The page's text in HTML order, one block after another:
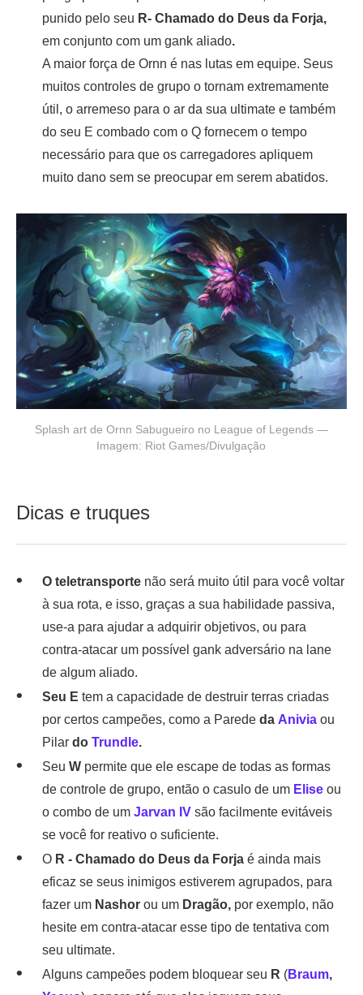
punido pelo seu R- Chamado do Deus da Forja,
em conjunto com um gank aliado.
A maior força de Ornn é nas lutas em equipe. Seus
muitos controles de grupo o tornam extremamente
útil, o arremeso para o ar da sua ultimate e também
do seu E combado com o Q fornecem o tempo
necessário para que os carregadores apliquem
muito dano sem se preocupar em serem abatidos.
Splash art de Ornn Sabugueiro no League of Legends —
Imagem: Riot Games/Divulgação
Dicas e truques
O teletransporte não será muito útil para você voltar
à sua rota, e isso, graças a sua habilidade passiva,
use-a para ajudar a adquirir objetivos, ou para
contra-atacar um possível gank adversário na lane
de algum aliado.
Seu E tem a capacidade de destruir terras criadas
por certos campeões, como a Parede da Anivia ou
Pilar do Trundle.
Seu W permite que ele escape de todas as formas
de controle de grupo, então o casulo de um Elise ou
o combo de um Jarvan IV são facilmente evitáveis
se você for reativo o suficiente.
O R - Chamado do Deus da Forja é ainda mais
eficaz se seus inimigos estiverem agrupados, para
fazer um Nashor ou um Dragão, por exemplo, não
hesite em contra-atacar esse tipo de tentativa com
seu ultimate.
Alguns campeões podem bloquear seu R (Braum,